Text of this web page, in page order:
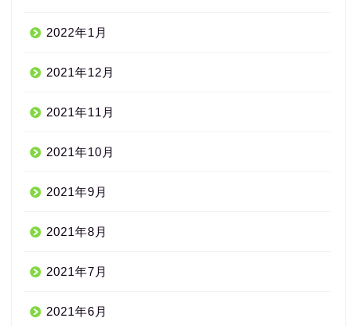
2022年1月
2021年12月
2021年11月
2021年10月
2021年9月
2021年8月
2021年7月
2021年6月